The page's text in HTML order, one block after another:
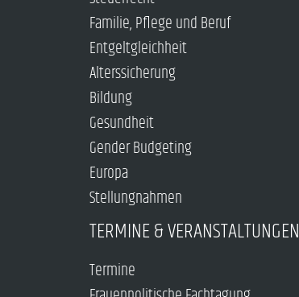
Familie, Pflege und Beruf
Entgeltgleichheit
Alterssicherung
Bildung
Gesundheit
Gender Budgeting
Europa
Stellungnahmen
TERMINE & VERANSTALTUNGEN
Termine